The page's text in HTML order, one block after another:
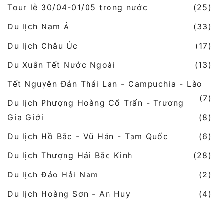
Tour lễ 30/04-01/05 trong nước
(25)
Du lịch Nam Á
(33)
Du lịch Châu Úc
(17)
Du Xuân Tết Nước Ngoài
(13)
Tết Nguyên Đán Thái Lan - Campuchia - Lào
(7)
Du lịch Phượng Hoàng Cổ Trấn - Trương
Gia Giới
(8)
Du lịch Hồ Bắc - Vũ Hán - Tam Quốc
(6)
Du lịch Thượng Hải Bắc Kinh
(28)
Du lịch Đảo Hải Nam
(2)
Du lịch Hoàng Sơn - An Huy
(4)